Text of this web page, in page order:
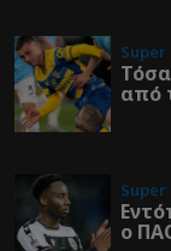
Super
από
Super
ο